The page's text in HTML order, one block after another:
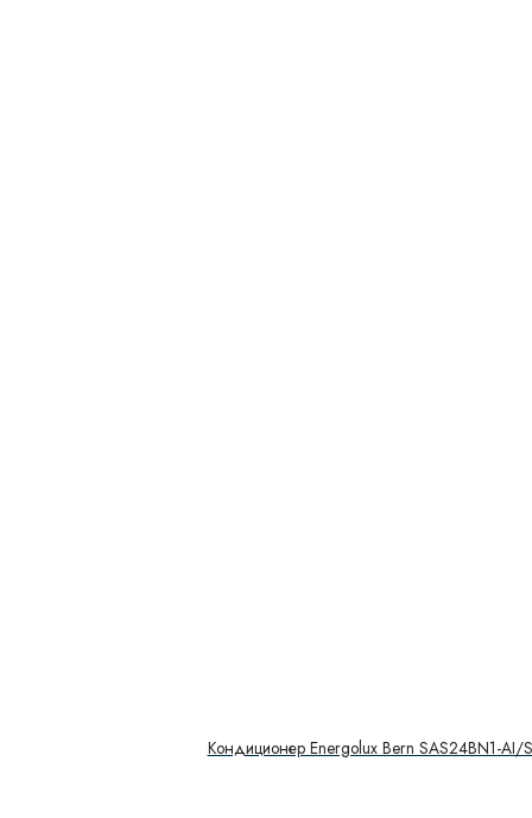
Кондиционер Energolux Bern SAS24BN1-AI/